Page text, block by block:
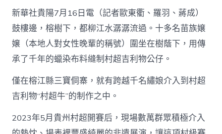
飄
噴
鼻：
芳
華
創
業
查
包
養
嬢
失
新華社貴陽7月16日電（記者歐東衢、羅羽、蔣成）
鼓樓邊，榕樹下，都柳江水潺潺流過。十多名苗族嬢
嬢（本地人對女性晚輩的稱號）圍坐在樹蔭下，用傳
承了千年的蠟染布料縫制村超吉利物公仔。
僅在榕江縣三寶侗寨，就有跨越千名繡娘介入到村超
吉利物“村超牛”的制作之中。
2023年5月貴州村超開賽后，現場數萬群眾積極介入